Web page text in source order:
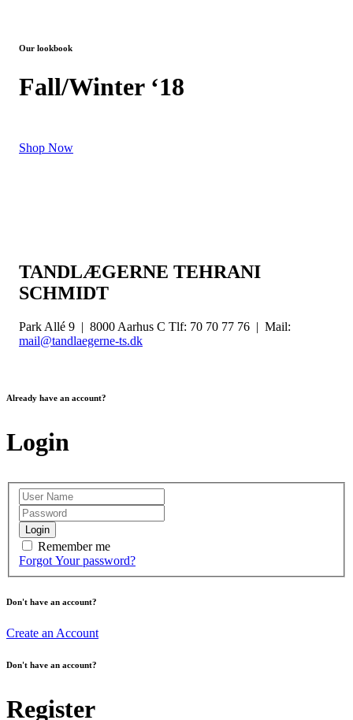
Our lookbook
Fall/Winter ‘18
Shop Now
TANDLÆGERNE TEHRANI
SCHMIDT
Park Allé 9 | 8000 Aarhus C Tlf: 70 70 77 76 | Mail:
mail@tandlaegerne-ts.dk
Already have an account?
Login
Login
Remember me
Forgot Your password?
Don't have an account?
Create an Account
Don't have an account?
Register